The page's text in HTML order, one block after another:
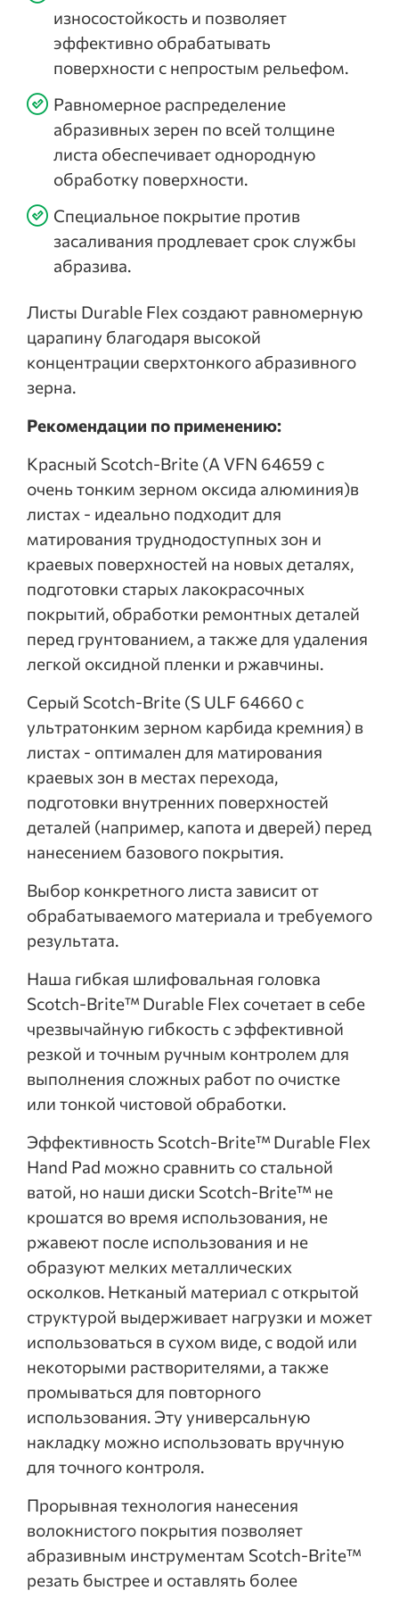
износостойкость и позволяет
эффективно обрабатывать
поверхности с непростым рельефом.
Равномерное распределение
абразивных зерен по всей толщине
листа обеспечивает однородную
обработку поверхности.
Специальное покрытие против
засаливания продлевает срок службы
абразива.
Листы Durable Flex создают равномерную
царапину благодаря высокой
концентрации сверхтонкого абразивного
зерна.
Рекомендации по применению:
Красный Scotch-Brite (A VFN 64659 с
очень тонким зерном оксида алюминия)в
листах - идеально подходит для
матирования труднодоступных зон и
краевых поверхностей на новых деталях,
подготовки старых лакокрасочных
покрытий, обработки ремонтных деталей
перед грунтованием, а также для удаления
легкой оксидной пленки и ржавчины.
Серый Scotch-Brite (S ULF 64660 с
ультратонким зерном карбида кремния) в
листах - оптимален для матирования
краевых зон в местах перехода,
подготовки внутренних поверхностей
деталей (например, капота и дверей) перед
нанесением базового покрытия.
Выбор конкретного листа зависит от
обрабатываемого материала и требуемого
результата.
Наша гибкая шлифовальная головка
Scotch-Brite™ Durable Flex сочетает в себе
чрезвычайную гибкость с эффективной
резкой и точным ручным контролем для
выполнения сложных работ по очистке
или тонкой чистовой обработки.
Эффективность Scotch-Brite™ Durable Flex
Hand Pad можно сравнить со стальной
ватой, но наши диски Scotch-Brite™ не
крошатся во время использования, не
ржавеют после использования и не
образуют мелких металлических
осколков. Нетканый материал с открытой
структурой выдерживает нагрузки и может
использоваться в сухом виде, с водой или
некоторыми растворителями, а также
промываться для повторного
использования. Эту универсальную
накладку можно использовать вручную
для точного контроля.
Прорывная технология нанесения
волокнистого покрытия позволяет
абразивным инструментам Scotch-Brite™
резать быстрее и оставлять более